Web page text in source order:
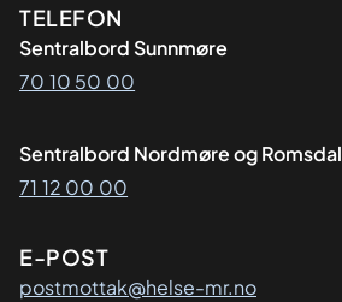
Kontaktinformasjon
TELEFON
Sentralbord Sunnmøre
70 10 50 00
Sentralbord Nordmøre og Romsdal
71 12 00 00
E-POST
postmottak@helse-mr.no